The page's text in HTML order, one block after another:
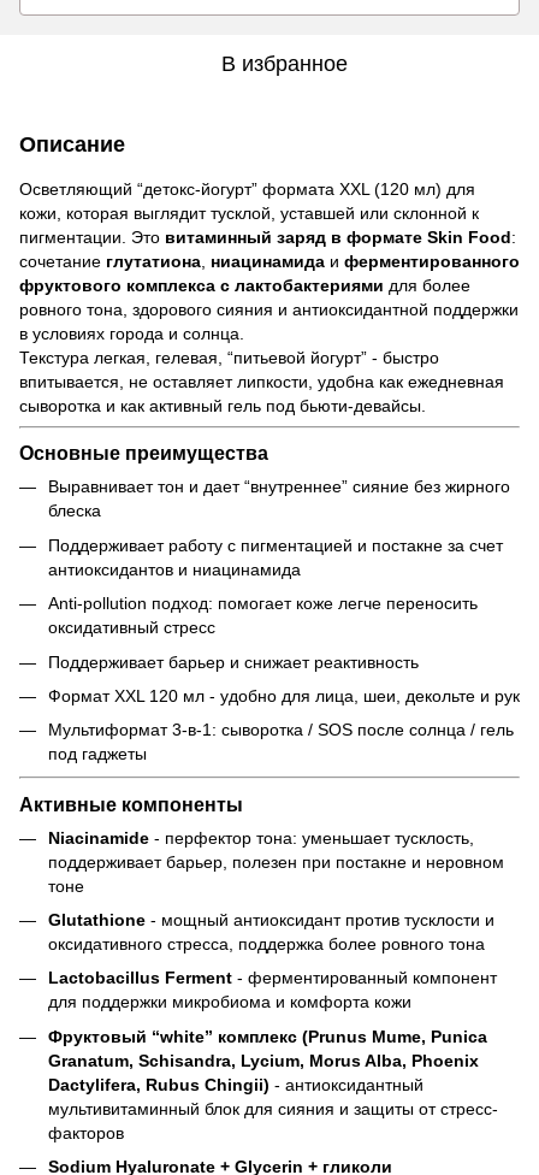
В избранное
Описание
Осветляющий “детокс-йогурт” формата XXL (120 мл) для
кожи, которая выглядит тусклой, уставшей или склонной к
пигментации. Это витаминный заряд в формате Skin Food:
сочетание глутатиона ниацинамида и ферментированного
фруктового комплекса с лактобактериями для более
ровного тона, здорового сияния и антиоксидантной поддержки
в условиях города и солнца.
Текстура легкая, гелевая, “питьевой йогурт” - быстро
впитывается, не оставляет липкости, удобна как ежедневная
сыворотка и как активный гель под бьюти-девайсы.
Основные преимущества
Выравнивает тон и дает “внутреннее” сияние без жирного
блеска
Поддерживает работу с пигментацией и постакне за счет
антиоксидантов и ниацинамида
Anti-pollution подход: помогает коже легче переносить
оксидативный стресс
Поддерживает барьер и снижает реактивность
Формат XXL 120 мл - удобно для лица, шеи, декольте и рук
Мультиформат 3-в-1: сыворотка / SOS после солнца / гель
под гаджеты
Активные компоненты
Niacinamide - перфектор тона: уменьшает тусклость,
поддерживает барьер, полезен при постакне и неровном
тоне
Glutathione - мощный антиоксидант против тусклости и
оксидативного стресса, поддержка более ровного тона
Lactobacillus Ferment - ферментированный компонент
для поддержки микробиома и комфорта кожи
Фруктовый “white” комплекс (Prunus Mume, Punica
Granatum, Schisandra, Lycium, Morus Alba, Phoenix
Dactylifera, Rubus Chingii) - антиоксидантный
мультивитаминный блок для сияния и защиты от стресс-
факторов
Sodium Hyaluronate + Glycerin + гликоли